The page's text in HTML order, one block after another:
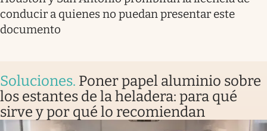
conducir a quienes no puedan presentar este
documento
Soluciones. Poner papel aluminio sobre
los estantes de la heladera: para qué
sirve y por qué lo recomiendan